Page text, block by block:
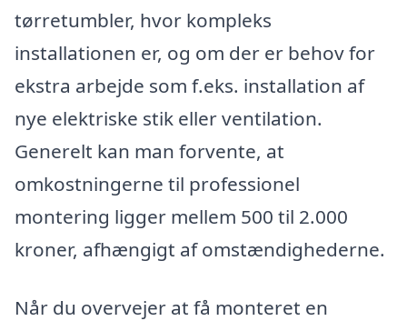
tørretumbler, hvor kompleks
installationen er, og om der er behov for
ekstra arbejde som f.eks. installation af
nye elektriske stik eller ventilation.
Generelt kan man forvente, at
omkostningerne til professionel
montering ligger mellem 500 til 2.000
kroner, afhængigt af omstændighederne.
Når du overvejer at få monteret en